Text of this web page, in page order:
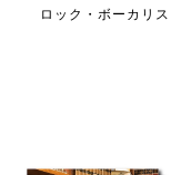
ロック・ボーカリ